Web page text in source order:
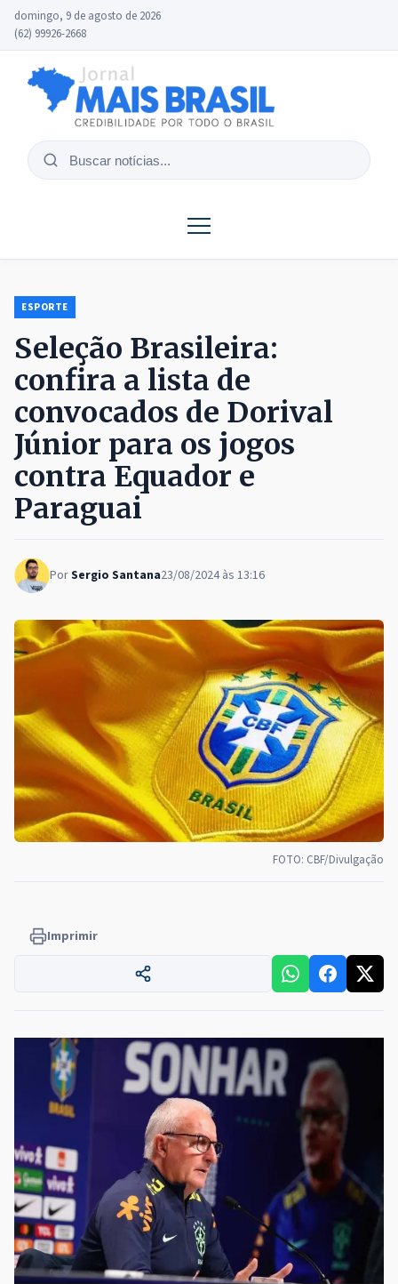
domingo, 9 de agosto de 2026
(62) 99926-2668
Buscar
ESPORTE
Seleção Brasileira:
confira a lista de
convocados de Dorival
Júnior para os jogos
contra Equador e
Paraguai
PorSergio Santana23/08/2024 às 13:16
FOTO: CBF/Divulgação
Imprimir